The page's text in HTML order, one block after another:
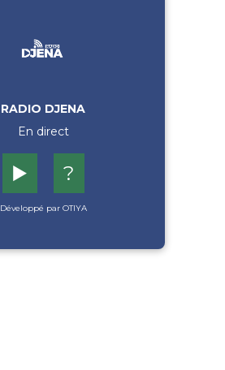
RADIO DJENA
En direct
▶️ ?
Développé par OTIYA